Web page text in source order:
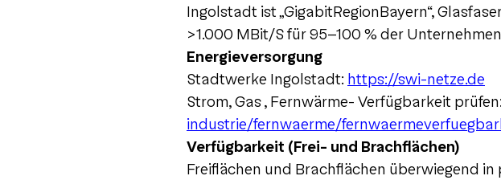
Ingolstadt ist „GigabitRegionBayern“,
>1.000 MBit/S für 95-100 % der Unternehmen
Energieversorgung
Stadtwerke Ingolstadt: https://swi-netze.de
Strom, Gas , Fernwärme- Verfügbarkeit prüfen:
industrie/fernwaerme/
Verfügbarkeit (Frei- und Brachflächen)
Freiflächen und Brachflächen überwiegend